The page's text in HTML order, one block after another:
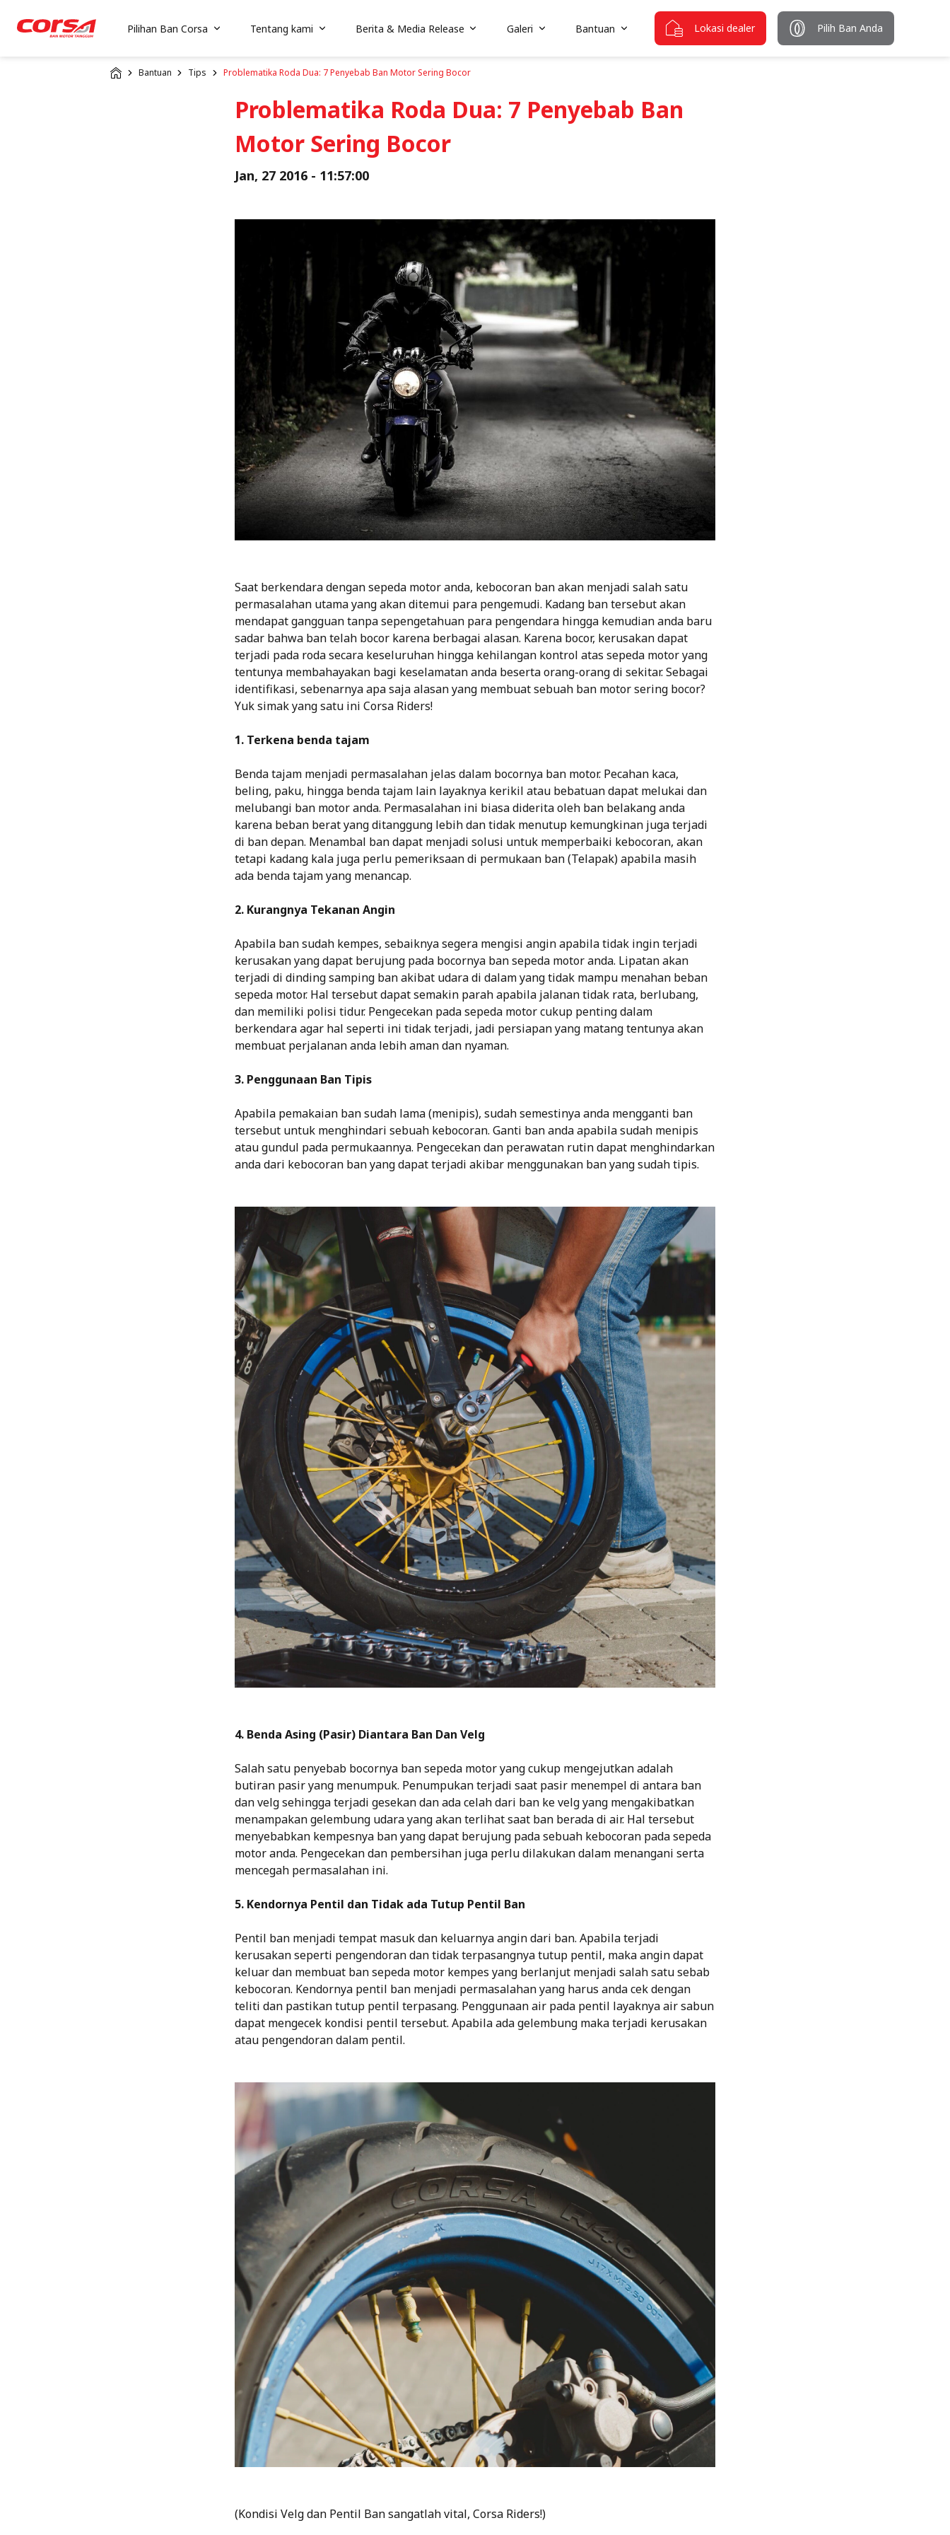
Pilihan Ban Corsa Tentang kami Berita & Media Release Galeri Bantuan Lokasi dealer Pilih Ban Anda
Bantuan Tips Problematika Roda Dua: 7 Penyebab Ban Motor Sering Bocor
Problematika Roda Dua: 7 Penyebab Ban
Motor Sering Bocor
Jan, 27 2016 - 11:57:00
Saat berkendara dengan sepeda motor anda, kebocoran ban akan menjadi salah satu
permasalahan utama yang akan ditemui para pengemudi. Kadang ban tersebut akan
mendapat gangguan tanpa sepengetahuan para pengendara hingga kemudian anda baru
sadar bahwa ban telah bocor karena berbagai alasan. Karena bocor, kerusakan dapat
terjadi pada roda secara keseluruhan hingga kehilangan kontrol atas sepeda motor yang
tentunya membahayakan bagi keselamatan anda beserta orang-orang di sekitar. Sebagai
identifikasi, sebenarnya apa saja alasan yang membuat sebuah ban motor sering bocor?
Yuk simak yang satu ini Corsa Riders!
1. Terkena benda tajam
Benda tajam menjadi permasalahan jelas dalam bocornya ban motor. Pecahan kaca,
beling, paku, hingga benda tajam lain layaknya kerikil atau bebatuan dapat melukai dan
melubangi ban motor anda. Permasalahan ini biasa diderita oleh ban belakang anda
karena beban berat yang ditanggung lebih dan tidak menutup kemungkinan juga terjadi
di ban depan. Menambal ban dapat menjadi solusi untuk memperbaiki kebocoran, akan
tetapi kadang kala juga perlu pemeriksaan di permukaan ban (Telapak) apabila masih
ada benda tajam yang menancap.
2. Kurangnya Tekanan Angin
Apabila ban sudah kempes, sebaiknya segera mengisi angin apabila tidak ingin terjadi
kerusakan yang dapat berujung pada bocornya ban sepeda motor anda. Lipatan akan
terjadi di dinding samping ban akibat udara di dalam yang tidak mampu menahan beban
sepeda motor. Hal tersebut dapat semakin parah apabila jalanan tidak rata, berlubang,
dan memiliki polisi tidur. Pengecekan pada sepeda motor cukup penting dalam
berkendara agar hal seperti ini tidak terjadi, jadi persiapan yang matang tentunya akan
membuat perjalanan anda lebih aman dan nyaman.
3. Penggunaan Ban Tipis
Apabila pemakaian ban sudah lama (menipis), sudah semestinya anda mengganti ban
tersebut untuk menghindari sebuah kebocoran. Ganti ban anda apabila sudah menipis
atau gundul pada permukaannya. Pengecekan dan perawatan rutin dapat menghindarkan
anda dari kebocoran ban yang dapat terjadi akibar menggunakan ban yang sudah tipis.
4. Benda Asing (Pasir) Diantara Ban Dan Velg
Salah satu penyebab bocornya ban sepeda motor yang cukup mengejutkan adalah
butiran pasir yang menumpuk. Penumpukan terjadi saat pasir menempel di antara ban
dan velg sehingga terjadi gesekan dan ada celah dari ban ke velg yang mengakibatkan
menampakan gelembung udara yang akan terlihat saat ban berada di air. Hal tersebut
menyebabkan kempesnya ban yang dapat berujung pada sebuah kebocoran pada sepeda
motor anda. Pengecekan dan pembersihan juga perlu dilakukan dalam menangani serta
mencegah permasalahan ini.
5. Kendornya Pentil dan Tidak ada Tutup Pentil Ban
Pentil ban menjadi tempat masuk dan keluarnya angin dari ban. Apabila terjadi
kerusakan seperti pengendoran dan tidak terpasangnya tutup pentil, maka angin dapat
keluar dan membuat ban sepeda motor kempes yang berlanjut menjadi salah satu sebab
kebocoran. Kendornya pentil ban menjadi permasalahan yang harus anda cek dengan
teliti dan pastikan tutup pentil terpasang. Penggunaan air pada pentil layaknya air sabun
dapat mengecek kondisi pentil tersebut. Apabila ada gelembung maka terjadi kerusakan
atau pengendoran dalam pentil.
(Kondisi Velg dan Pentil Ban sangatlah vital, Corsa Riders!)